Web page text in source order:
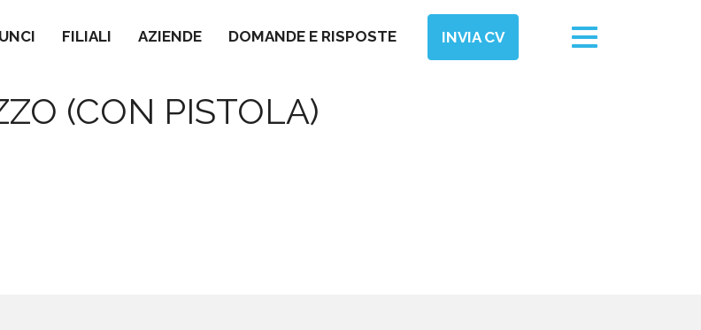
FILIALI AZIENDE DOMANDE E RISPOSTE INVIA CV
Toggle
navigation
(CON PISTOLA)